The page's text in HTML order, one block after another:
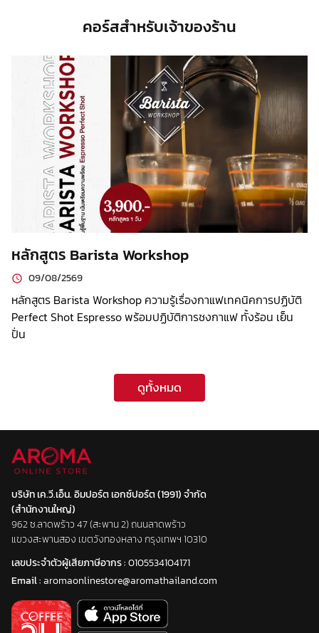
คอร์สสำหรับเจ้าของร้าน
หลักสูตร Barista Workshop
09/08/2569
หลักสูตร Barista Workshop ความรู้เรื่องกาแฟเทคนิคการปฏิบัติ
Perfect Shot Espresso พร้อมปฏิบัติการชงกาแฟ ทั้งร้อน เย็น
ปั่น
ดูทั้งหมด
บริษัท เค.วี.เอ็น. อิมปอร์ต เอกซ์ปอร์ต (1991) จำกัด
(สำนักงานใหญ่)
962 ซ.ลาดพร้าว 47 (สะพาน 2) ถนนลาดพร้าว
แขวงสะพานสอง เขตวังทองหลาง กรุงเทพฯ 10310
เลขประจำตัวผู้เสียภาษีอากร :0105534104171
Email :aromaonlinestore@aromathailand.com